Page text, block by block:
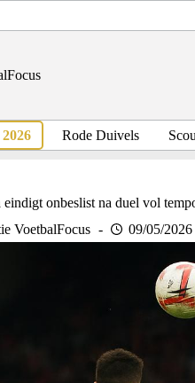
Rode Duivels
onbeslist na duel vol
VoetbalFocus
09/05/2026